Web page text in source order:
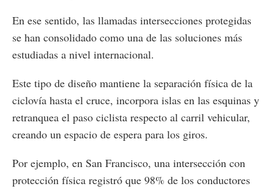
En ese sentido, las llamadas intersecciones protegidas
se han consolidado como una de las soluciones más
estudiadas a nivel internacional.
Este tipo de diseño mantiene la separación física de la
ciclovía hasta el cruce, incorpora islas en las esquinas y
retranquea el paso ciclista respecto al carril vehicular,
creando un espacio de espera para los giros.
Por ejemplo, en San Francisco, una intersección con
protección física registró que 98% de los conductores